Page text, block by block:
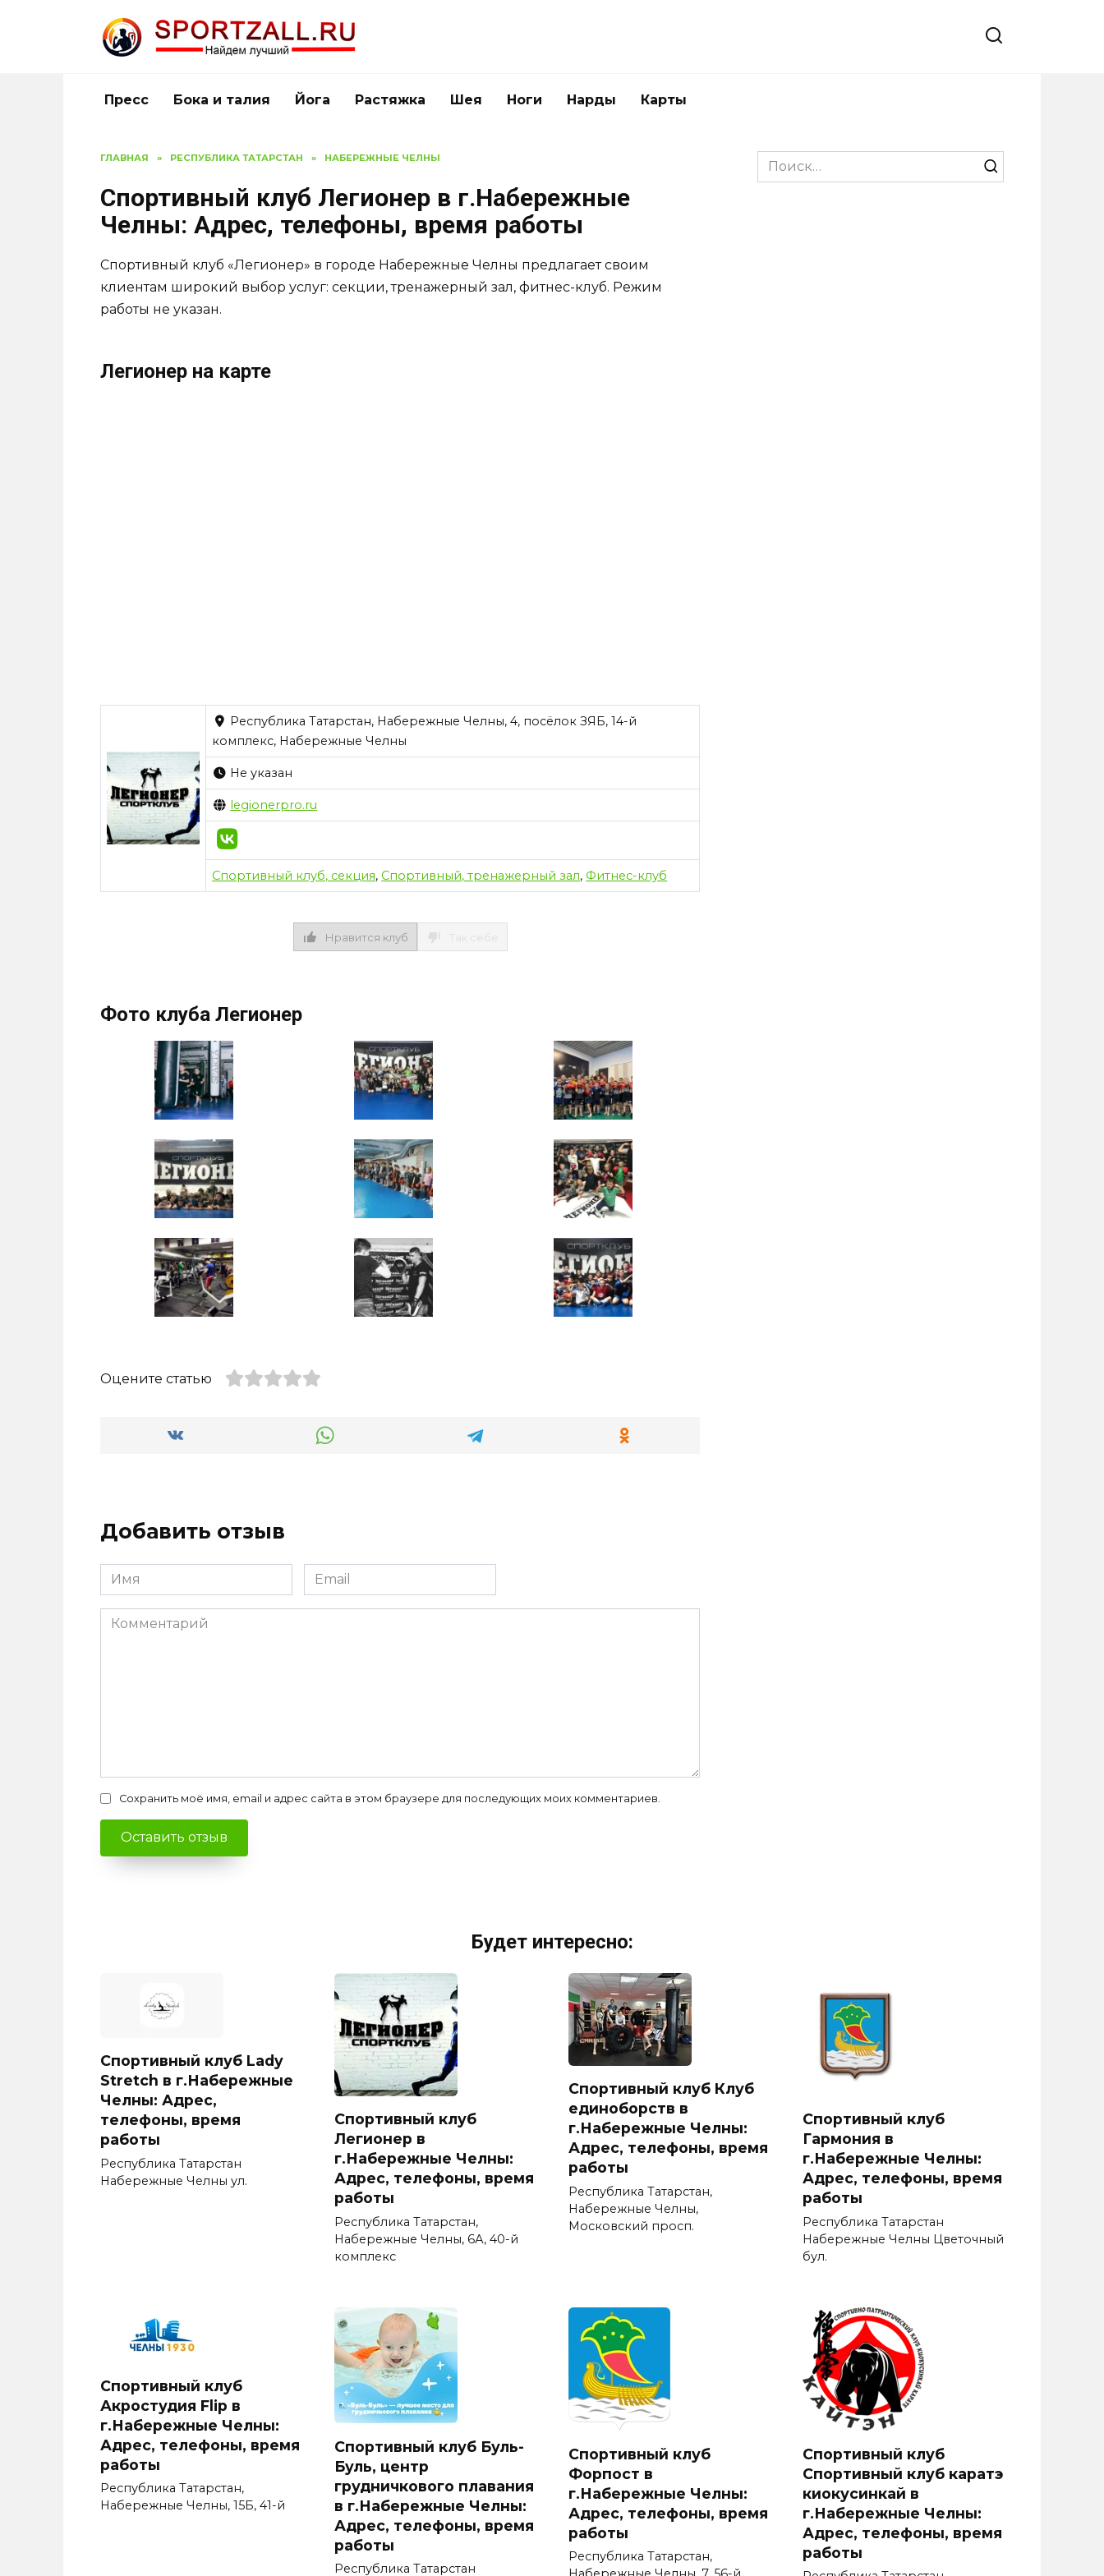
Пресс Бока и талия Йога Растяжка Шея Ноги Нарды Карты
ГЛАВНАЯ » РЕСПУБЛИКА ТАТАРСТАН » НАБЕРЕЖНЫЕ ЧЕЛНЫ
Спортивный клуб Легионер в г.Набережные
Челны: Адрес, телефоны, время работы
Спортивный клуб «Легионер» в городе Набережные Челны предлагает своим
клиентам широкий выбор услуг: секции, тренажерный зал, фитнес-клуб. Режим
работы не указан.
Легионер на карте
Республика Татарстан, Набережные Челны, 4, посёлок ЗЯБ, 14-й
комплекс, Набережные Челны
Не указан
legionerpro.ru
Спортивный клуб, секция, Спортивный, тренажерный зал, Фитнес-клуб
Нравится клуб
Фото клуба Легионер
Оцените статью
Добавить отзыв
Имя
*
Email
*
Комментарий
Сохранить моё имя, email и адрес сайта в этом браузере для последующих моих комментариев.
Search
for:
Будет интересно:
Спортивный клуб Lady
Stretch в г.Набережные
Челны: Адрес,
телефоны, время
работы
Республика Татарстан
Набережные Челны ул.
Спортивный клуб
Легионер в
г.Набережные Челны:
Адрес, телефоны, время
работы
Республика Татарстан,
Набережные Челны, 6А, 40-й
комплекс
Спортивный клуб Клуб
единоборств в
г.Набережные Челны:
Адрес, телефоны, время
работы
Республика Татарстан,
Набережные Челны,
Московский просп.
Спортивный клуб
Гармония в
г.Набережные Челны:
Адрес, телефоны, время
работы
Республика Татарстан
Набережные Челны Цветочный
бул.
Спортивный клуб
Акростудия Flip в
г.Набережные Челны:
Адрес, телефоны, время
работы
Республика Татарстан,
Набережные Челны, 15Б, 41-й
Спортивный клуб Буль-
Буль, центр
грудничкового плавания
в г.Набережные Челны:
Адрес, телефоны, время
работы
Республика Татарстан
Спортивный клуб
Форпост в
г.Набережные Челны:
Адрес, телефоны, время
работы
Республика Татарстан,
Спортивный клуб
Спортивный клуб каратэ
киокусинкай в
г.Набережные Челны:
Адрес, телефоны, время
работы